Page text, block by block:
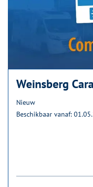
Weinsberg
Nieuw
Beschikbaar vanaf: